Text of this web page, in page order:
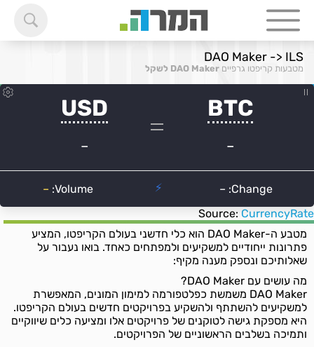
DAO Maker -> ILS
מטבעות קריפטו גרפיים DAO Maker לשקל
Source: CurrencyRate
מטבע ה-DAO Maker הוא כלי חדשני בעולם הקריפטו, המציע
פתרונות ייחודיים למשקיעים ולמפתחים כאחד. בואו נעבור על
שאלותיכם ונספק מענה מקיף:
מה עושים עם DAO Maker?
DAO Maker משמשת כפלטפורמה למימון המונים, המאפשרת
למשקיעים להשתתף ולהשקיע בפרויקטים חדשים בעולם הקריפטו.
היא מספקת גישה לטוקנים של פרויקטים אלו ומציעה כלים שיווקיים
ותמיכה בשלבים הראשוניים של הפרויקטים.